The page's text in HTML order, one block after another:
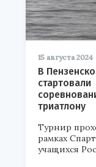
15 августа 2024
В
стартовали
триатлону
Турнир
рамках
учащихся